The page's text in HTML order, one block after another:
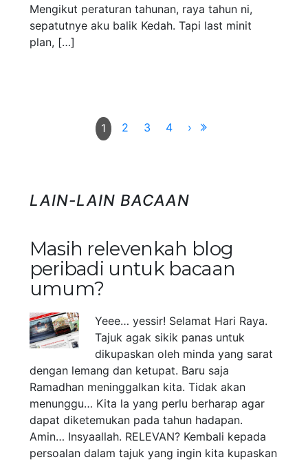
Mengikut peraturan tahunan, raya tahun ni,
sepatutnye aku balik Kedah. Tapi last minit
plan, […]
1 2 3 4 ›
LAIN-LAIN BACAAN
Masih relevenkah blog
peribadi untuk bacaan
umum?
Yeee… yessir! Selamat Hari Raya.
Tajuk agak sikik panas untuk
dikupaskan oleh minda yang sarat
dengan lemang dan ketupat. Baru saja
Ramadhan meninggalkan kita. Tidak akan
menunggu… Kita la yang perlu berharap agar
dapat diketemukan pada tahun hadapan.
Amin… Insyaallah. RELEVAN? Kembali kepada
persoalan dalam tajuk yang ingin kita kupaskan